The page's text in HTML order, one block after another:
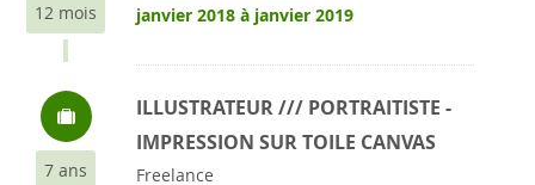
12 mois janvier 2018 à janvier 2019
7 ans
ILLUSTRATEUR /// PORTRAITISTE -
IMPRESSION SUR TOILE CANVAS
Freelance